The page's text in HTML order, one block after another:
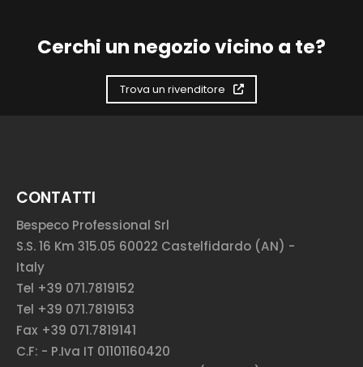
Cerchi un negozio vicino a te?
Trova un rivenditore
CONTATTI
Bespeco Professional Srl
S.S. 16 Km 315.05 60022 Castelfidardo (AN) -
Italy
Tel +39 071.7819152
Tel +39 071.7819153
Fax +39 071.7819141
C.F: - P.Iva IT 01101160420